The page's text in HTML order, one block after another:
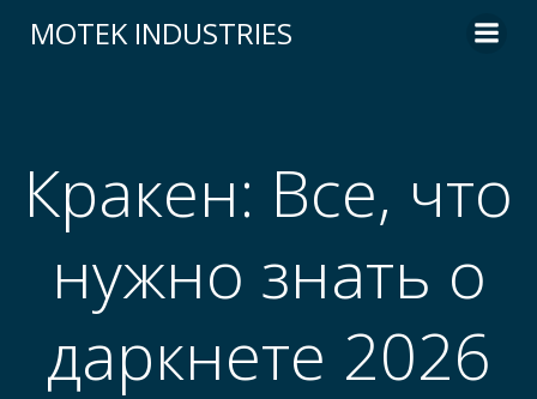
to
MOTEK INDUSTRIES
Кракен: Все, что
нужно знать о
даркнете 2026